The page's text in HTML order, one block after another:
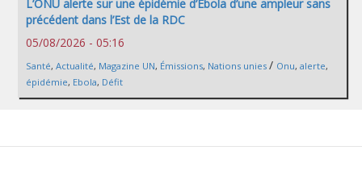
L’ONU alerte sur une épidémie d’Ebola d’une ampleur sans
précédent dans l’Est de la RDC
05/08/2026 - 05:16
Santé, Actualité, Magazine UN, Émissions, Nations unies / Onu, alerte,
épidémie, Ebola, Défit